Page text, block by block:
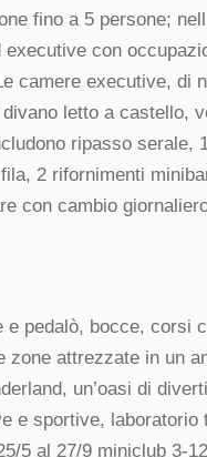
fino a 5 persone;
con
camere executive, di
letto a castello,
ripasso serale,
2 rifornimenti
con cambio
e pedalò, bocce, corsi
attrezzate in un
un’oasi di
e sportive, laboratorio
5 al 27/9 miniclub 3-